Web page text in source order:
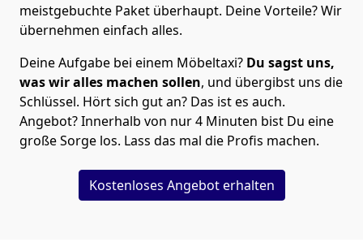
meistgebuchte Paket überhaupt. Deine Vorteile? Wir
übernehmen einfach alles.
Deine Aufgabe bei einem Möbeltaxi? Du sagst uns,
was wir alles machen sollen, und übergibst uns die
Schlüssel. Hört sich gut an? Das ist es auch.
Angebot? Innerhalb von nur 4 Minuten bist Du eine
große Sorge los. Lass das mal die Profis machen.
Kostenloses Angebot erhalten